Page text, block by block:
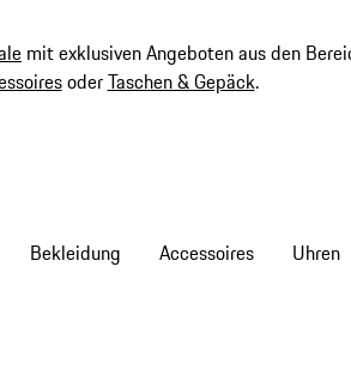
mit exklusiven Angeboten aus den
oderTaschen & Gepäck.
Bekleidung Accessoires Uhren